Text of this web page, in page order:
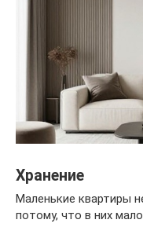
Хранение
Маленькие квартиры
потому, что в них